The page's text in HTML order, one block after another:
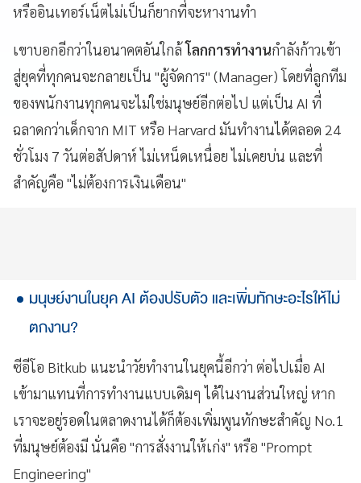
หรืออินเทอร์เน็ตไม่เป็นก็ยากที่จะหางานทำ
เขาบอกอีกว่าในอนาคตอันใกล้โลกการทำงานกำลังก้าวเข้า
สู่ยุคที่ทุกคนจะกลายเป็น "ผู้จัดการ" (Manager) โดยที่ลูกทีม
ของพนักงานทุกคนจะไม่ใช่มนุษย์อีกต่อไป แต่เป็น AI ที่
ฉลาดกว่าเด็กจาก MIT หรือ Harvard มันทำงานได้ตลอด 24
ชั่วโมง 7 วันต่อสัปดาห์ ไม่เหน็ดเหนื่อย ไม่เคยบ่น และที่
สำคัญคือ "ไม่ต้องการเงินเดือน"
มนุษย์งานในยุค AI ต้องปรับตัว และเพิ่มทักษะอะไรให้ไม่
ตกงาน?
ซีอีโอ Bitkub แนะนำวัยทำงานในยุคนี้อีกว่า ต่อไปเมื่อ AI
เข้ามาแทนที่การทำงานแบบเดิมๆ ได้ในงานส่วนใหญ่ หาก
เราจะอยู่รอดในตลาดงานได้ก็ต้องเพิ่มพูนทักษะสำคัญ No.1
ที่มนุษย์ต้องมี นั่นคือ "การสั่งงานให้เก่ง" หรือ "Prompt
Engineering"